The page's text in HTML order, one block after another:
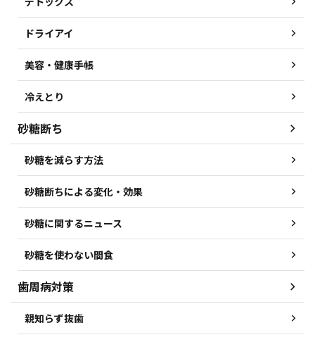
ドライアイ
美容・健康手帳
冷えとり
砂糖断ち
砂糖を減らす方法
砂糖断ちによる変化・効果
砂糖に関するニュース
砂糖を使わない間食
歯周病対策
親知らず抜歯